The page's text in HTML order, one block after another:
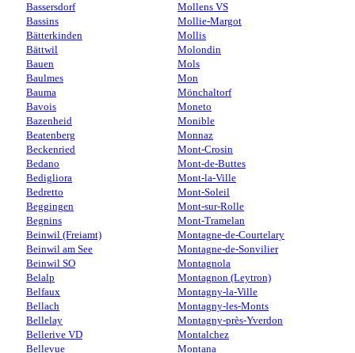
Bassersdorf
Bassins
Bätterkinden
Bättwil
Bauen
Baulmes
Bauma
Bavois
Bazenheid
Beatenberg
Beckenried
Bedano
Bedigliora
Bedretto
Beggingen
Begnins
Beinwil (Freiamt)
Beinwil am See
Beinwil SO
Belalp
Belfaux
Bellach
Bellelay
Bellerive VD
Bellevue
Mollens VS
Mollie-Margot
Mollis
Molondin
Mols
Mon
Mönchaltorf
Moneto
Monible
Monnaz
Mont-Crosin
Mont-de-Buttes
Mont-la-Ville
Mont-Soleil
Mont-sur-Rolle
Mont-Tramelan
Montagne-de-Courtelary
Montagne-de-Sonvilier
Montagnola
Montagnon (Leytron)
Montagny-la-Ville
Montagny-les-Monts
Montagny-près-Yverdon
Montalchez
Montana